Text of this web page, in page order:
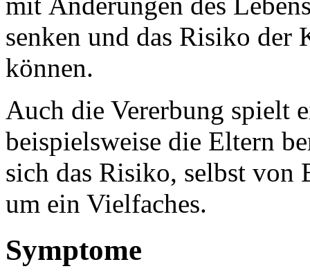
senken und das Risiko
können.
Auch die Vererbung spielt
beispielsweise die Eltern
sich das Risiko, selbst
um ein Vielfaches.
Symptome